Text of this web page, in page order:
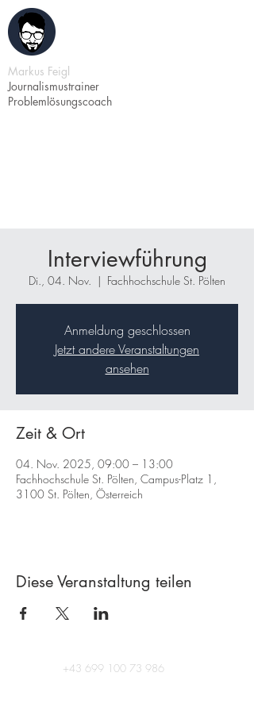
Markus Feigl
Journalismustrainer
Problemlösungscoach
Interviewführung
Di., 04. Nov.
  |
Fachhochschule St. Pölten
Anmeldung geschlossen
Jetzt andere Veranstaltungen
ansehen
Zeit & Ort
04. Nov. 2025, 09:00 – 13:00
Fachhochschule St. Pölten, Campus-Platz 1,
3100 St. Pölten, Österreich
Diese Veranstaltung teilen
+43 699 100 73 986